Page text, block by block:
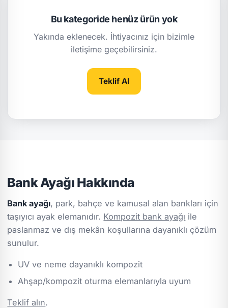
Bu kategoride henüz ürün yok
Yakında eklenecek. İhtiyacınız için bizimle
iletişime geçebilirsiniz.
Teklif Al
Bank Ayağı Hakkında
Bank ayağı, park, bahçe ve kamusal alan bankları için
taşıyıcı ayak elemanıdır. Kompozit bank ayağı ile
paslanmaz ve dış mekân koşullarına dayanıklı çözüm
sunulur.
UV ve neme dayanıklı kompozit
Ahşap/kompozit oturma elemanlarıyla uyum
Teklif alın.